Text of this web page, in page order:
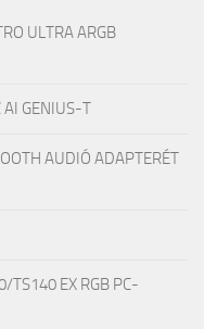
ULTRA ARGB
AI GENIUS-T
AUDIÓ ADAPTERÉT
TS140 EX RGB PC-